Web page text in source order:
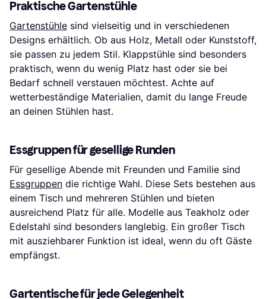
Praktische Gartenstühle
Gartenstühle sind vielseitig und in verschiedenen
Designs erhältlich. Ob aus Holz, Metall oder Kunststoff,
sie passen zu jedem Stil. Klappstühle sind besonders
praktisch, wenn du wenig Platz hast oder sie bei
Bedarf schnell verstauen möchtest. Achte auf
wetterbeständige Materialien, damit du lange Freude
an deinen Stühlen hast.
Essgruppen für gesellige Runden
Für gesellige Abende mit Freunden und Familie sind
Essgruppen die richtige Wahl. Diese Sets bestehen aus
einem Tisch und mehreren Stühlen und bieten
ausreichend Platz für alle. Modelle aus Teakholz oder
Edelstahl sind besonders langlebig. Ein großer Tisch
mit ausziehbarer Funktion ist ideal, wenn du oft Gäste
empfängst.
Gartentische für jede Gelegenheit